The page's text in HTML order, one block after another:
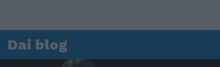
Dai blog